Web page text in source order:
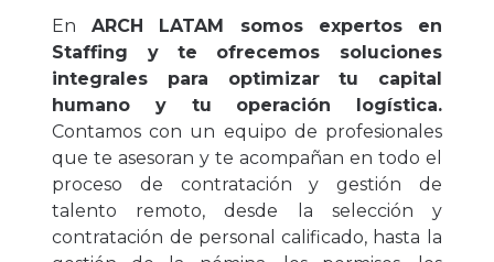
En ARCH LATAM somos expertos en
Staffing y te ofrecemos soluciones
integrales para optimizar tu capital
humano y tu operación logística.
Contamos con un equipo de profesionales
que te asesoran y te acompañan en todo el
proceso de contratación y gestión de
talento remoto, desde la selección y
contratación de personal calificado, hasta la